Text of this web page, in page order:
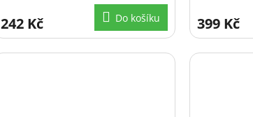
242 Kč Do košíku 399 Kč